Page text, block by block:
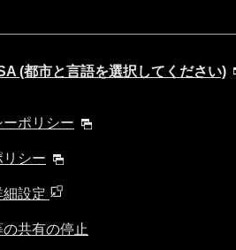
(都市と言語を選択してください)
ポリシー
リシー
細設定
共有の停止